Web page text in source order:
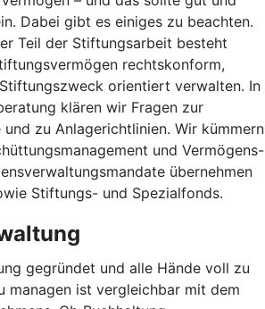
Dabei gibt es einiges zu beachten.
Teil der Stiftungsarbeit besteht
rechtskonform,
orientiert verwalten. In
klären wir Fragen zur
zu Anlagerichtlinien. Wir kümmern
und Vermögens-
übernehmen
Stiftungs- und Spezialfonds.
gegründet und alle Hände voll zu
managen ist vergleichbar mit dem